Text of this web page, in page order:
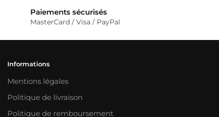
Paiements sécurisés
MasterCard / Visa / PayPal
Informations
Mentions légales
Politique de livraison
Politique de remboursement